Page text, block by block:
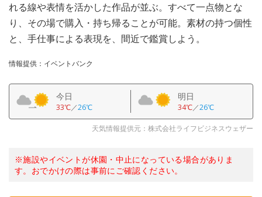
れる線や表情を活かした作品が並ぶ。すべて一点物とな
り、その場で購入・持ち帰ることが可能。素材の持つ個性
と、手仕事による表現を、間近で鑑賞しよう。
情報提供：イベントバンク
今日
33℃／26℃
明日
34℃／26℃
天気情報提供元：株式会社ライフビジネスウェザー
※施設やイベントが休園・中止になっている場合がありま
す。おでかけの際は事前にご確認ください。